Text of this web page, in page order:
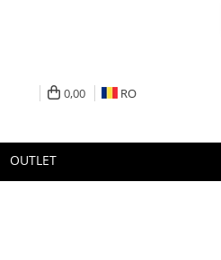
0,00 RO
OUTLET